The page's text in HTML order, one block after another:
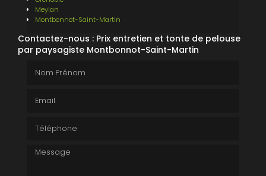
Meylan
Montbonnot-Saint-Martin
Contactez-nous : Prix entretien et tonte de pelouse
par paysagiste Montbonnot-Saint-Martin
Message